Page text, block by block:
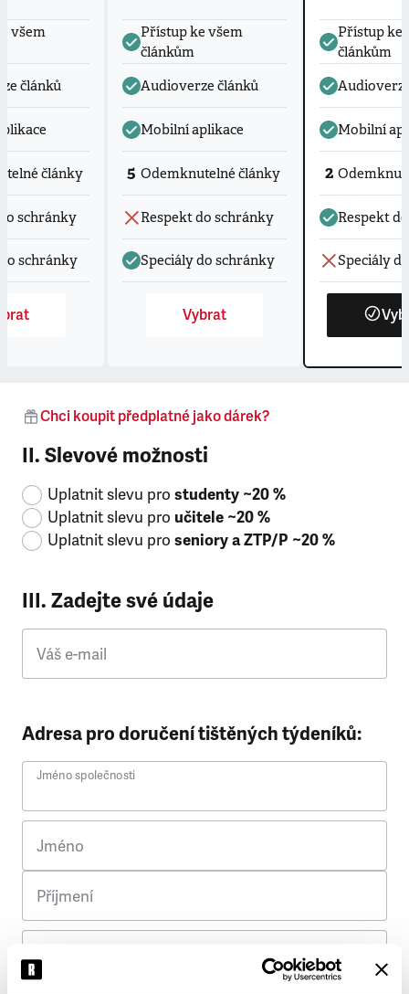
všem
článků
články
schránky
schránky
Přístup ke všem
článkům
Audioverze článků
Mobilní aplikace
5 Odemknutelné články
Respekt do schránky
Speciály do schránky
Vybrat
Přístup ke
článkům
Mobilní
2
Respekt
Speciály
Chci koupit předplatné jako dárek?
II. Slevové možnosti
Uplatnit slevu pro studenty ~20 %
Uplatnit slevu pro učitele ~20 %
Uplatnit slevu pro seniory a ZTP/P ~20 %
III. Zadejte své údaje
Váš e-mail
Adresa pro doručení tištěných týdeníků:
Jméno společnosti
Jméno
Příjmení
Ulice